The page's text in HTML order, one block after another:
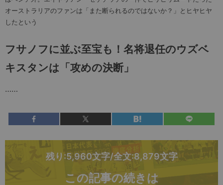
オーストラリアのファンは「また断られるのではないか？」とヒヤヒヤ
したという
フサノフに並ぶ至宝も！名将退任のウズベ
キスタンは「攻めの決断」
……
残り:5,960文字/全文:8,879文字
この記事の続きは